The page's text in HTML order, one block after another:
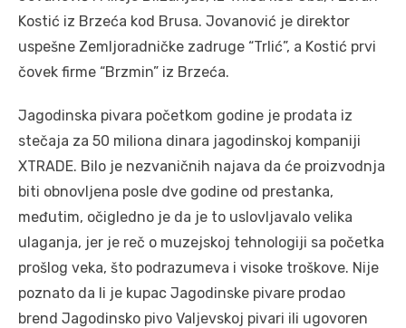
Kostić iz Brzeća kod Brusa. Jovanović je direktor
uspešne Zemljoradničke zadruge “Trlić”, a Kostić prvi
čovek firme “Brzmin” iz Brzeća.
Jagodinska pivara početkom godine je prodata iz
stečaja za 50 miliona dinara jagodinskoj kompaniji
XTRADE. Bilo je nezvaničnih najava da će proizvodnja
biti obnovljena posle dve godine od prestanka,
međutim, očigledno je da je to uslovljavalo velika
ulaganja, jer je reč o muzejskoj tehnologiji sa početka
prošlog veka, što podrazumeva i visoke troškove. Nije
poznato da li je kupac Jagodinske pivare prodao
brend Jagodinsko pivo Valjevskoj pivari ili ugovoren